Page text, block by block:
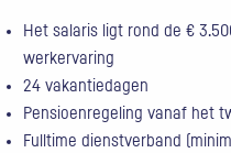
Het salaris ligt rond de €
werkervaring
24 vakantiedagen
Pensioenregeling vanaf het
Fulltime dienstverband